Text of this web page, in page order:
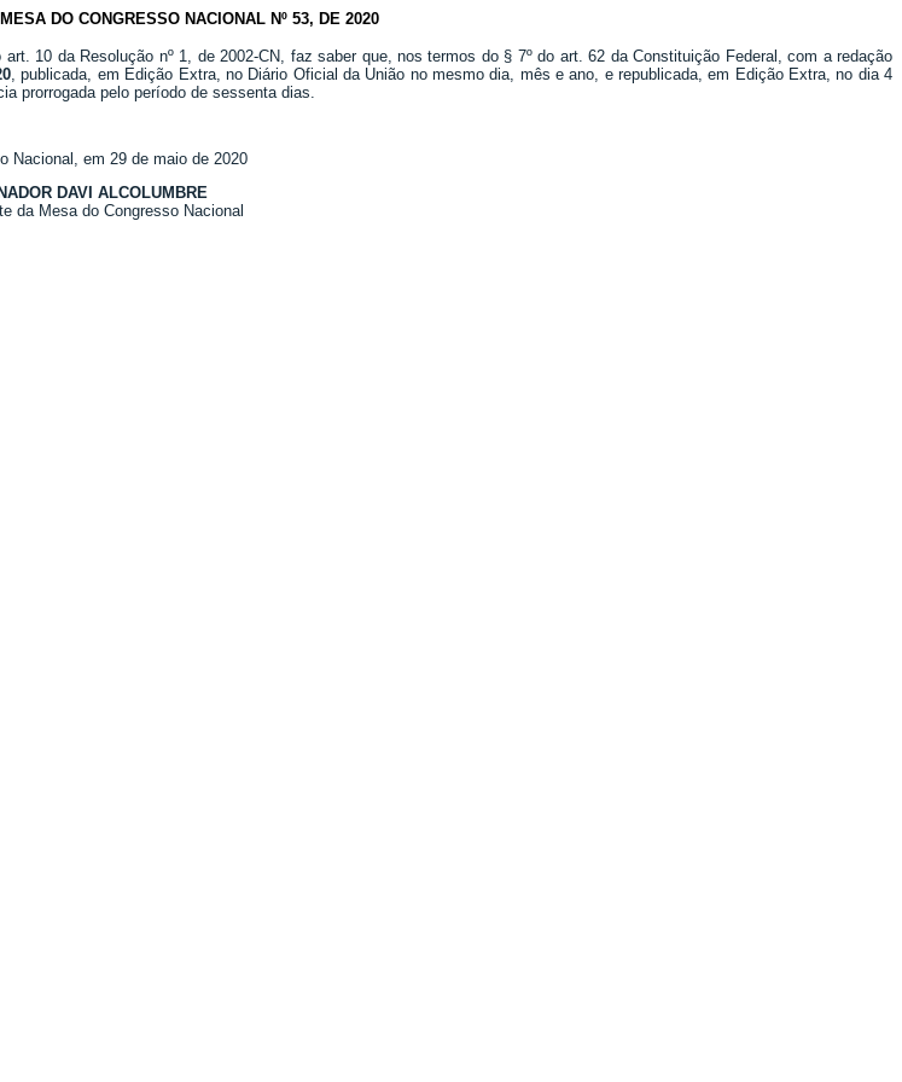
DO CONGRESSO NACIONAL Nº 53, DE 2020
10 da Resolução nº 1, de 2002-CN, faz saber que, nos termos do § 7º do art. 62 da Constituição Federal, com a redação
, publicada, em Edição Extra, no Diário Oficial da União no mesmo dia, mês e ano, e republicada, em Edição Extra, no dia 4
prorrogada pelo período de sessenta dias.
Nacional, em 29 de maio de 2020
DAVI ALCOLUMBRE
da Mesa do Congresso Nacional